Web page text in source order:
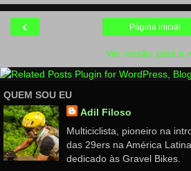
‹ Página inicial
Ver versão para a
QUEM SOU EU
Adil Filoso
Multiciclista, pioneiro na
das 29ers na América
dedicado às Gravel Bikes.